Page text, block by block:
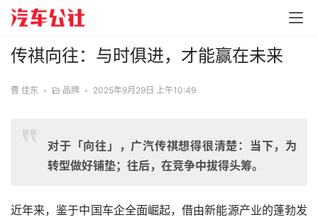
传祺向往：与时俱进，才能赢在未来
曹 佳东 • 品牌 • 2025年9月29日 上午10:49
对于「向往」，广汽传祺想得很清楚：当下，为
转型做好铺垫；往后，在竞争中拔得头筹。
近年来，鉴于中国车企全面崛起，借由新能源产业的蓬勃发